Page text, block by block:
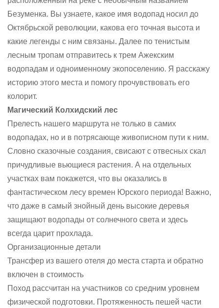
Безуменка. Вы узнаете, какое имя водопад носил до
Октябрьской революции, какова его точная высота и
какие легенды с ним связаны. Далее по тенистым
лесным тропам отправитесь к трем Ажекским
водопадам и одноименному экопоселению. Я расскажу
историю этого места и помогу прочувствовать его
колорит.
Магический Колхидский лес
Прелесть нашего маршрута не только в самих
водопадах, но и в потрясающе живописном пути к ним.
Словно сказочные создания, свисают с отвесных скал
причудливые вьющиеся растения. А на отдельных
участках вам покажется, что вы оказались в
фантастическом лесу времен Юрского периода! Важно,
что даже в самый знойный день высокие деревья
защищают водопады от солнечного света и здесь
всегда царит прохлада.
Организационные детали
Трансфер из вашего отеля до места старта и обратно
включен в стоимость
Поход рассчитан на участников со средним уровнем
физической подготовки. Протяженность пешей части